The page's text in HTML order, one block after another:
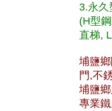
3.永久
(H型
直梯,
埔鹽
門,不
埔鹽
專業